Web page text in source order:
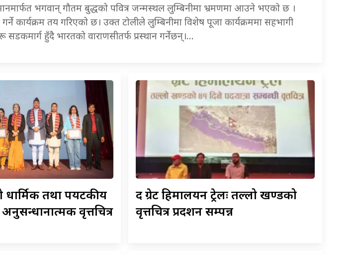
भगवान् गौतम बुद्धको पवित्र जन्मस्थल लुम्बिनीमा भ्रमणमा आउने भएको छ ।
कार्यक्रम तय गरिएको छ। उक्त टोलीले लुम्बिनीमा विशेष पूजा कार्यक्रममा सहभागी
हुँदै भारतको वाराणसीतर्फ प्रस्थान गर्नेछन्।…
धार्मिक तथा पर्यटकीय
वृत्तचित्र
दग्रेट हिमालयन ट्रेलः तल्लो खण्डको
वृत्तचित्र प्रदर्शन सम्पन्न